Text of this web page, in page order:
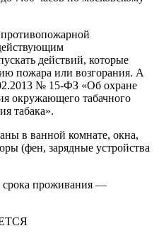
действий, которые
пожара или возгорания. А
№ 15-ФЗ «Об охране
окружающего табачного
табака».
в ванной комнате, окна,
(фен, зарядные устройства
срока проживания —